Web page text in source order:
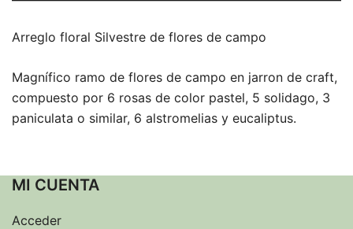
Arreglo floral Silvestre de flores de campo
Magnífico ramo de flores de campo en jarron de craft,
compuesto por 6 rosas de color pastel, 5 solidago, 3
paniculata o similar, 6 alstromelias y eucaliptus.
MI CUENTA
Acceder